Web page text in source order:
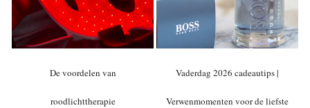
De voordelen van
roodlichttherapie
Vaderdag 2026 cadeautips |
Verwenmomenten voor de liefste